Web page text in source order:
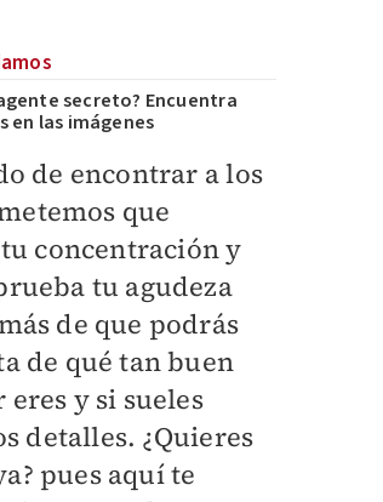
secreto? Encuentra
en las imágenes
de encontrar a los
que
concentración y
tu agudeza
de que podrás
de qué tan buen
y si sueles
detalles. ¿Quieres
pues aquí te